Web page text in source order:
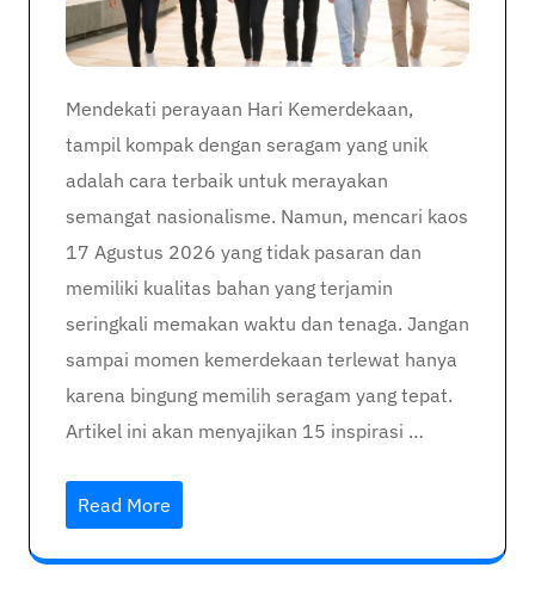
Mendekati perayaan Hari Kemerdekaan,
tampil kompak dengan seragam yang unik
adalah cara terbaik untuk merayakan
semangat nasionalisme. Namun, mencari kaos
17 Agustus 2026 yang tidak pasaran dan
memiliki kualitas bahan yang terjamin
seringkali memakan waktu dan tenaga. Jangan
sampai momen kemerdekaan terlewat hanya
karena bingung memilih seragam yang tepat.
Artikel ini akan menyajikan 15 inspirasi …
Read More